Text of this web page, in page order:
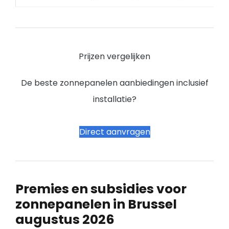
Prijzen vergelijken
De beste zonnepanelen aanbiedingen inclusief
installatie?
Direct aanvragen
Premies en subsidies voor
zonnepanelen in Brussel
augustus 2026